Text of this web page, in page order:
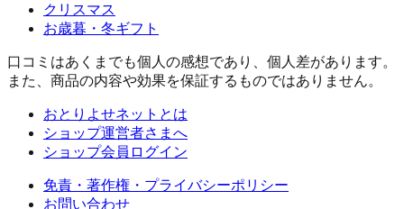
クリスマス
お歳暮・冬ギフト
口コミはあくまでも個人の感想であり、個人差があります。
また、商品の内容や効果を保証するものではありません。
おとりよせネットとは
ショップ運営者さまへ
ショップ会員ログイン
免責・著作権・プライバシーポリシー
お問い合わせ